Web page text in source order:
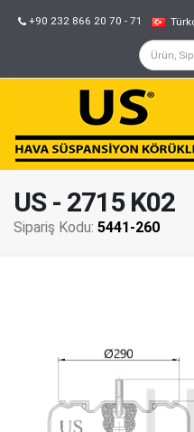
+90 232 866 20 70 - 71
US - 2715 K02
Sipariş Kodu: 5441-260